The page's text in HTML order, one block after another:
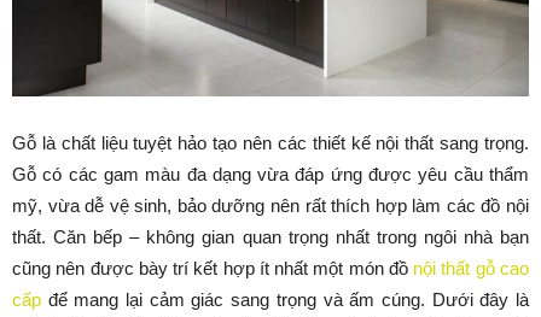
Gỗ là chất liệu tuyệt hảo tạo nên các thiết kế nội thất sang trọng.
Gỗ có các gam màu đa dạng vừa đáp ứng được yêu cầu thẩm
mỹ, vừa dễ vệ sinh, bảo dưỡng nên rất thích hợp làm các đồ nội
thất. Căn bếp – không gian quan trọng nhất trong ngôi nhà bạn
cũng nên được bày trí kết hợp ít nhất một món đồ nội thất gỗ cao
cấp để mang lại cảm giác sang trọng và ấm cúng. Dưới đây là